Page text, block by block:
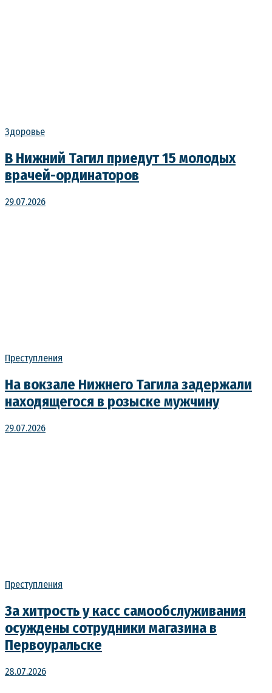
Здоровье
В Нижний Тагил приедут 15 молодых
врачей-ординаторов
29.07.2026
Преступления
На вокзале Нижнего Тагила задержали
находящегося в розыске мужчину
29.07.2026
Преступления
За хитрость у касс самообслуживания
осуждены сотрудники магазина в
Первоуральске
28.07.2026